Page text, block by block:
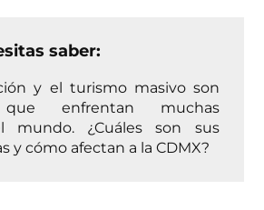
saber:
y el turismo masivo son
que enfrentan muchas
mundo. ¿Cuáles son sus
y cómo afectan a la CDMX?